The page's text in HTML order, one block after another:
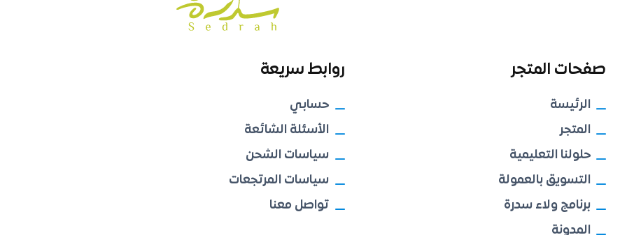
صفحات المتجر
الرئيسة
المتجر
حلولنا التعليمية
التسويق بالعمولة
برنامج ولاء سدرة
المدونة
روابط سريعة
حسابي
الأسئلة الشائعة
سياسات الشحن
سياسات المرتجعات
تواصل معنا